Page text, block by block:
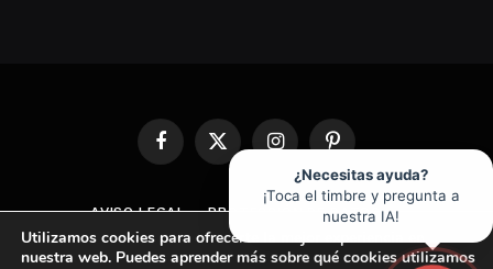
¿Necesitas ayuda?
¡Toca el timbre y pregunta a
nuestra IA!
Facebook
X
(Twitter)
InstagramPinterest
AVISO LEGAL PROTECCIÓN DE DATOS
POLÍTICA DE COOKIES
Utilizamos cookies para ofrecerte la mejor experiencia en
nuestra web. Puedes aprender más sobre qué cookies utilizamos